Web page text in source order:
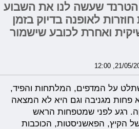
הטרנד שעשה לנו את השבוע
לאופנה בדיוק בזמן
ואחרת לכובע שישמור
על המדפים, המלתחות והפיד,
פחות מגניבה וגם היא לא המצאה
רגע לפני שמטפחות הראש
הקיץ, הפאשניסטות, הכוכבות